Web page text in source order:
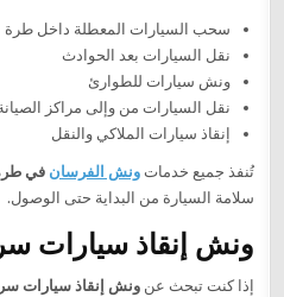
سحب السيارات المعطلة داخل طرة
نقل السيارات بعد الحوادث
ونش سيارات للطوارئ
نقل السيارات من وإلى مراكز
إنقاذ سيارات الملاكي والنقل
تُنفذ جميع خدماتونش الفرسان في
سلامة السيارة من البداية حتى الوصول.
ونش إنقاذ سيارات
إذا كنت تبحث عنونش إنقاذ سيارات